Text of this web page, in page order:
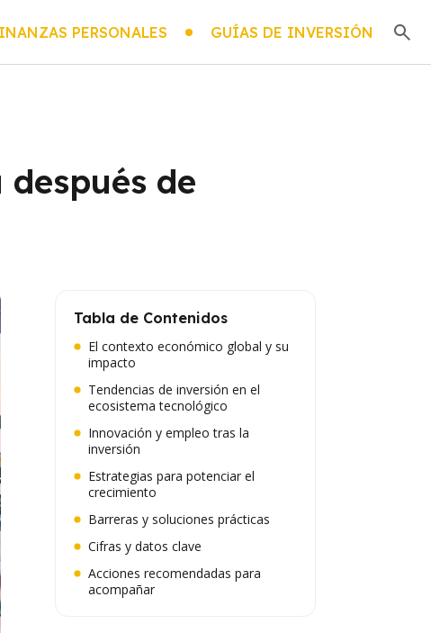
PERSONALES GUÍAS DE INVERSIÓN
de
Tabla de Contenidos
El contexto económico global y su
impacto
Tendencias de inversión en el
ecosistema tecnológico
Innovación y empleo tras la
inversión
Estrategias para potenciar el
crecimiento
Barreras y soluciones prácticas
Cifras y datos clave
Acciones recomendadas para
acompañar